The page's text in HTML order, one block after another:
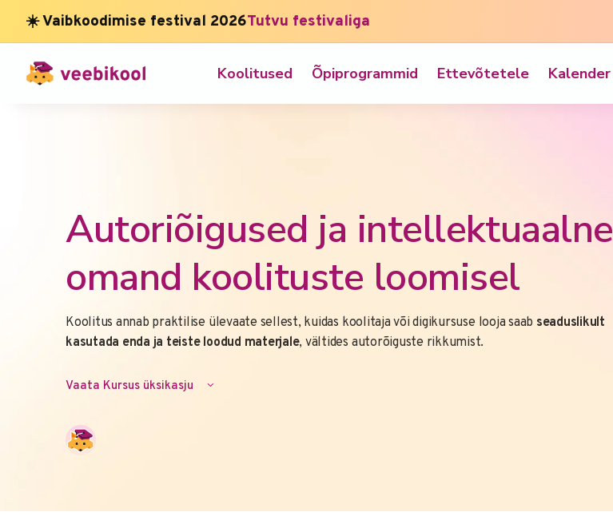
☀️ Vaibkoodimise festival 2026Tutvu festivaliga
Koolitused Õpiprogrammid Ettevõtetele Kalender
Autoriõigused ja intellektuaalne
omand koolituste loomisel
Koolitus annab praktilise ülevaate sellest, kuidas koolitaja või digikursuse looja saab seaduslikult
kasutada enda ja teiste loodud materjale, vältides autorõiguste rikkumist.
Vaata Kursus üksikasju